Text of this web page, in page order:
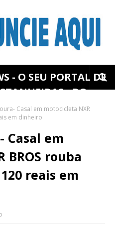
- O SEU PORTAL DE
- RO
Casal em motocicleta NXR
em dinheiro
Casal em
BROS rouba
reais em